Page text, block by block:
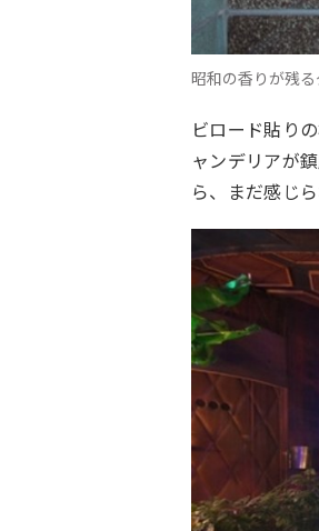
昭和の香りが残
ビロード貼り
ャンデリアが
ら、まだ感じら